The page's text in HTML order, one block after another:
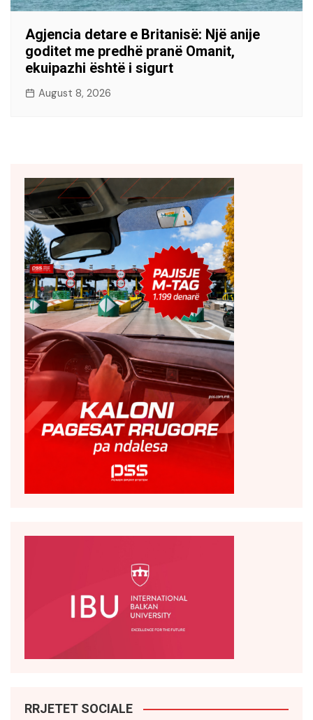
Agjencia detare e Britanisë: Një anije
goditet me predhë pranë Omanit,
ekuipazhi është i sigurt
August 8, 2026
RRJETET SOCIALE